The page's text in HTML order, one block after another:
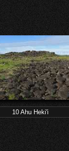
10 Ahu Heki'i